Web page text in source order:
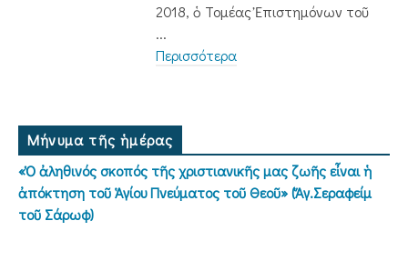
2018, ὁ Τομέας Ἐπιστημόνων τοῦ
...
Περισσότερα
Μήνυμα τῆς ἡμέρας
«Ὁ ἀληθινός σκοπός τῆς χριστιανικῆς μας ζωῆς εἶναι ἡ
ἀπόκτηση τοῦ Ἁγίου Πνεύματος τοῦ Θεοῦ» (Ἅγ.Σεραφείμ
τοῦ Σάρωφ)